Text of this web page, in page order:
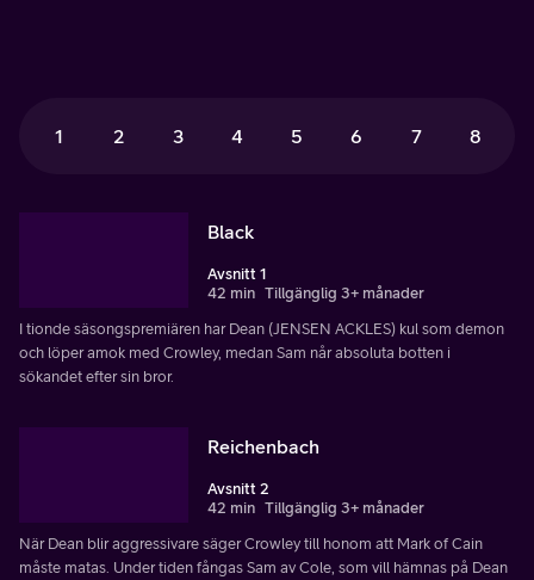
1 2 3 4 5 6 7 8
Black
Avsnitt 1
42 min Tillgänglig 3+ månader
I tionde säsongspremiären har Dean (JENSEN ACKLES) kul som demon
och löper amok med Crowley, medan Sam når absoluta botten i
sökandet efter sin bror.
Reichenbach
Avsnitt 2
42 min Tillgänglig 3+ månader
När Dean blir aggressivare säger Crowley till honom att Mark of Cain
måste matas. Under tiden fångas Sam av Cole, som vill hämnas på Dean